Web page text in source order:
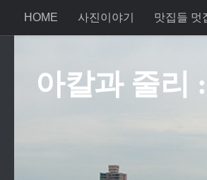
Skip to content
HOME 사진이야기 맛집들 멋
아칼과 줄리